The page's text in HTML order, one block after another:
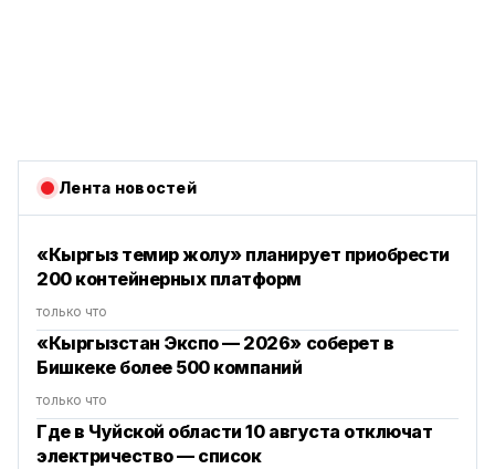
Лента новостей
«Кыргыз темир жолу» планирует приобрести
200 контейнерных платформ
только что
«Кыргызстан Экспо — 2026» соберет в
Бишкеке более 500 компаний
только что
Где в Чуйской области 10 августа отключат
электричество — список